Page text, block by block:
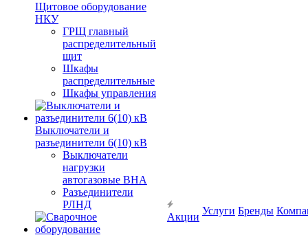
Щитовое оборудование
НКУ
ГРЩ главный
распределительный
щит
Шкафы
распределительные
Шкафы управления
Выключатели и
разъединители 6(10) кВ
Выключатели
нагрузки
автогазовые ВНА
Разъединители
РЛНД
Акции
Услуги Бренды